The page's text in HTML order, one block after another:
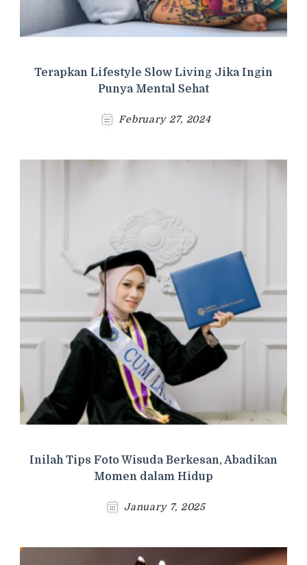
Terapkan Lifestyle Slow Living Jika Ingin
Punya Mental Sehat
February 27, 2024
Inilah Tips Foto Wisuda Berkesan, Abadikan
Momen dalam Hidup
January 7, 2025